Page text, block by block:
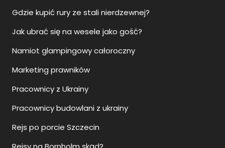
Gdzie kupić rury ze stali nierdzewnej?
Jak ubrać się na wesele jako gość?
Namiot glampingowy całoroczny
Marketing prawników
Pracownicy z Ukrainy
Pracownicy budowlani z ukrainy
Rejs po porcie Szczecin